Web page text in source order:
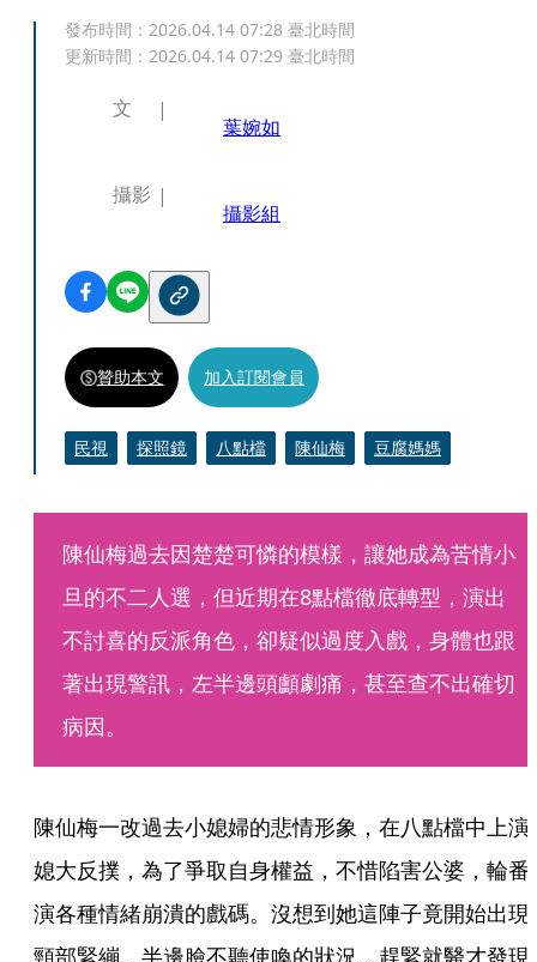
發布時間： 2026.04.14 07:28 臺北時間
更新時間： 2026.04.14 07:29 臺北時間
文
葉婉如
攝影
攝影組
贊助本文 加入訂閱會員
民視 探照鏡 八點檔 陳仙梅 豆腐媽媽
陳仙梅過去因楚楚可憐的模樣，讓她成為苦情小
旦的不二人選，但近期在8點檔徹底轉型，演出
不討喜的反派角色，卻疑似過度入戲，身體也跟
著出現警訊，左半邊頭顱劇痛，甚至查不出確切
病因。
陳仙梅一改過去小媳婦的悲情形象，在八點檔中上演
媳大反撲，為了爭取自身權益，不惜陷害公婆，輪番
演各種情緒崩潰的戲碼。沒想到她這陣子竟開始出現
頸部緊繃、半邊臉不聽使喚的狀況，趕緊就醫才發現